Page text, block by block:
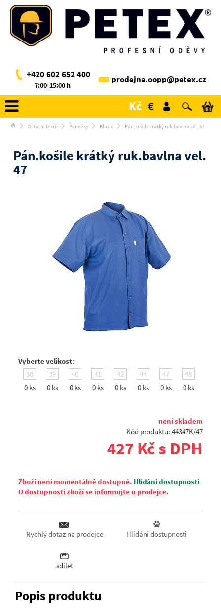
+420 602 652 400
7:00-15:00 h
prodejna.oopp@petex.cz
Kč €
Ostatní textil Ponožky Klasic Pán.košile krátký ruk.bavlna vel. 47
Pán.košile krátký ruk.bavlna vel.
47
Vyberte velikost:
38
0 ks
39
0 ks
40
0 ks
41
0 ks
42
0 ks
44
0 ks
47
0 ks
48
0 ks
není skladem
Kód produktu: 44347K/47
427 Kč s DPH
Zboží není momentálně dostupné. Hlídání dostupnosti
O dostupnosti zboží se informujte u prodejce.
Rychlý dotaz na prodejce Hlídání dostupnosti
sdílet
Popis produktu